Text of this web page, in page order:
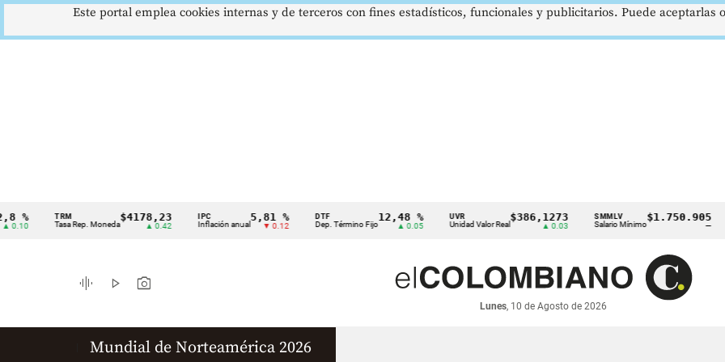
Cintillo
indicadores
económicos
Tasa Rep. Moneda
$4178,23
▲ 0.42 Inflación anual
5,81 %
▼ 0.12 Dep. Término Fijo
12,48 %
▲ 0.05 Unidad Valor Real
$386,1273
▲ 0.03
SMMLV
Salario Mínimo
$1.750.905
graphic_eq play_arrow photo_camera
Lunes, 10 de Agosto de 2026
Mundial de Norteamérica 2026
Este portal emplea cookies internas y de terceros con fines estadísticos, funcionales y publicitarios. Puede aceptarlas